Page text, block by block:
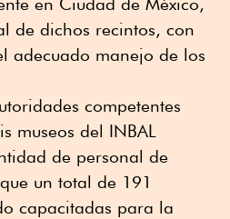
de dichos recintos, con
adecuado manejo de los
competentes
museos del INBAL
de personal de
un total de 191
capacitadas para la